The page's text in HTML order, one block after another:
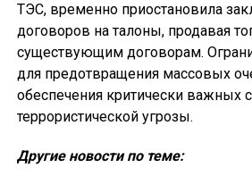
ТЭС, временно приостановила
договоров на талоны, продавая
существующим договорам.
для предотвращения массовых
обеспечения критически важных
террористической угрозы.
Другие новости по теме: